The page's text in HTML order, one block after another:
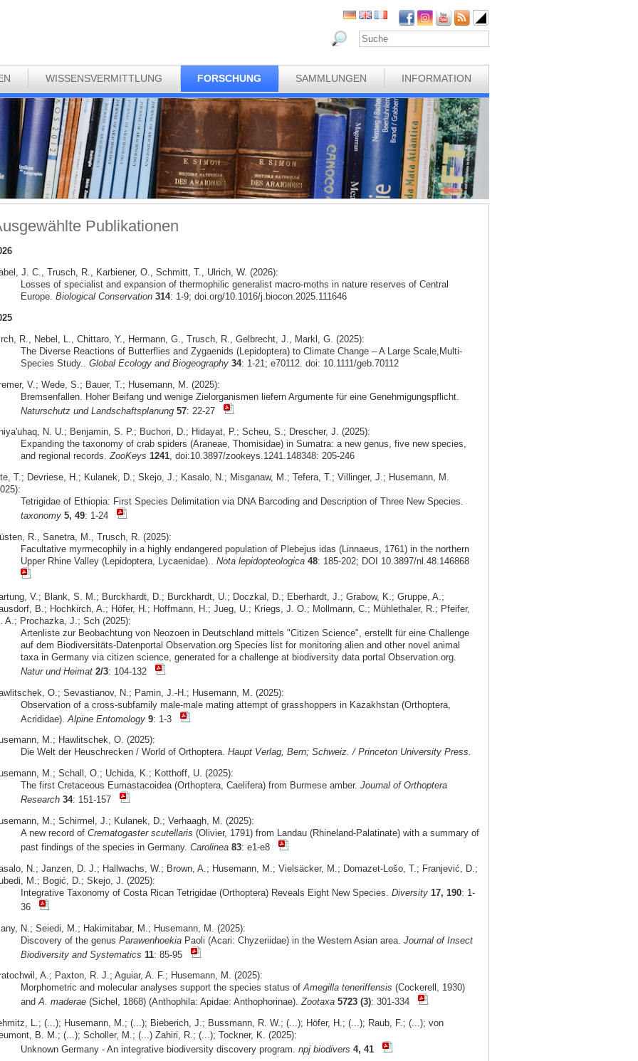
WISSENSVERMITTLUNG FORSCHUNG SAMMLUNGEN INFORMATION
Publikationen
J. C., Trusch, R., Karbiener, O., Schmitt, T., Ulrich, W. (2026):
Losses of specialist and expansion of thermophilic generalist macro-moths in nature reserves of Central
Europe. Biological Conservation 314: 1-9; doi.org/10.1016/j.biocon.2025.111646
R., Nebel, L., Chittaro, Y., Hermann, G., Trusch, R., Gelbrecht, J., Markl, G. (2025):
The Diverse Reactions of Butterflies and Zygaenids (Lepidoptera) to Climate Change – A Large Scale,Multi-
Species Study.. Global Ecology and Biogeography 34: 1-21; e70112. doi: 10.1111/geb.70112
V.; Wede, S.; Bauer, T.; Husemann, M. (2025):
Bremsenfallen. Hoher Beifang und wenige Zielorganismen liefern Argumente für eine Genehmigungspflicht.
Naturschutz und Landschaftsplanung 57: 22-27
N. U.; Benjamin, S. P.; Buchori, D.; Hidayat, P.; Scheu, S.; Drescher, J. (2025):
Expanding the taxonomy of crab spiders (Araneae, Thomisidae) in Sumatra: a new genus, five new species,
and regional records.ZooKeys 1241, doi:10.3897/zookeys.1241.148348: 205-246
T.; Devriese, H.; Kulanek, D.; Skejo, J.; Kasalo, N.; Misganaw, M.; Tefera, T.; Villinger, J.; Husemann, M.
Tetrigidae of Ethiopia: First Species Delimitation via DNA Barcoding and Description of Three New Species.
taxonomy 5, 49: 1-24
R., Sanetra, M., Trusch, R. (2025):
Facultative myrmecophily in a highly endangered population of Plebejus idas (Linnaeus, 1761) in the northern
Upper Rhine Valley (Lepidoptera, Lycaenidae).. Nota lepidopteologica 48: 185-202; DOI 10.3897/nl.48.146868
V.; Blank, S. M.; Burckhardt, D.; Burckhardt, U.; Doczkal, D.; Eberhardt, J.; Grabow, K.; Gruppe, A.;
B.; Hochkirch, A.; Höfer, H.; Hoffmann, H.; Jueg, U.; Kriegs, J. O.; Mollmann, C.; Mühlethaler, R.; Pfeifer,
A.; Prochazka, J.; Sch (2025):
Artenliste zur Beobachtung von Neozoen in Deutschland mittels "Citizen Science", erstellt für eine Challenge
auf dem Biodiversitäts-Datenportal Observation.org Species list for monitoring alien and other novel animal
taxa in Germany via citizen science, generated for a challenge at biodiversity data portal Observation.org.
Natur und Heimat 2/3: 104-132
O.; Sevastianov, N.; Pamin, J.-H.; Husemann, M. (2025):
Observation of a cross-subfamily male-male mating attempt of grasshoppers in Kazakhstan (Orthoptera,
Acrididae). Alpine Entomology 9: 1-3
M.; Hawlitschek, O. (2025):
Die Welt der Heuschrecken / World of Orthoptera. Haupt Verlag, Bern; Schweiz. / Princeton University Press.
M.; Schall, O.; Uchida, K.; Kotthoff, U. (2025):
The first Cretaceous Eumastacoidea (Orthoptera, Caelifera) from Burmese amber. Journal of Orthoptera
Research 34: 151-157
M.; Schirmel, J.; Kulanek, D.; Verhaagh, M. (2025):
A new record of Crematogaster scutellaris (Olivier, 1791) from Landau (Rhineland-Palatinate) with a summary of
past findings of the species in Germany. Carolinea 83: e1-e8
N.; Janzen, D. J.; Hallwachs, W.; Brown, A.; Husemann, M.; Vielsäcker, M.; Domazet-Lošo, T.; Franjević, D.;
M.; Bogić, D.; Skejo, J. (2025):
Integrative Taxonomy of Costa Rican Tetrigidae (Orthoptera) Reveals Eight New Species. Diversity 17, 190: 1-
36
N.; Seiedi, M.; Hakimitabar, M.; Husemann, M. (2025):
Discovery of the genus ParawenhoekiaPaoli (Acari: Chyzeriidae) in the Western Asian area. Journal of Insect
Biodiversity and Systematics 11: 85-95
A.; Paxton, R. J.; Aguiar, A. F.; Husemann, M. (2025):
Morphometric and molecular analyses support the species status ofAmegilla teneriffensis (Cockerell, 1930)
andA. maderae(Sichel, 1868) (Anthophila: Apidae: Anthophorinae).Zootaxa 5723 (3): 301-334
L.; (...); Husemann, M.; (...); Bieberich, J.; Bussmann, R. W.; (...); Höfer, H.; (...); Raub, F.; (...); von
B. M.; (...); Scholler, M.; (...) Zahiri, R.; (...); Tockner, K. (2025):
Unknown Germany - An integrative biodiversity discovery program. npj biodivers 4, 41